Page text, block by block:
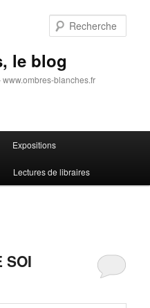
le blog
blanches.fr
Expositions
Lectures de libraires
SOI